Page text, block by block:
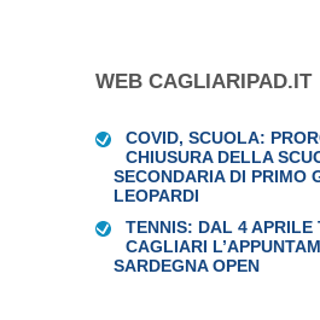
WEB CAGLIARIPAD.IT
COVID, SCUOLA:
CHIUSURA DELLA
SECONDARIA DI PRIMO
LEOPARDI
TENNIS: DAL 4 APRILE
CAGLIARI
SARDEGNA OPEN